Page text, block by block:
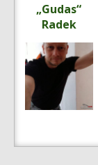
„Gudas“
Radek